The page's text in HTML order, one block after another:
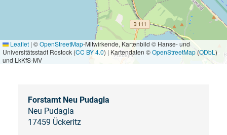
Leaflet | ©OpenStreetMap-Mitwirkende, Kartenbild © Hanse- und
Universitätsstadt Rostock (CC BY 4.0) | Kartendaten ©OpenStreetMap (ODbL )
und LkKfS-MV
Forstamt Neu Pudagla
Neu Pudagla
17459 Ückeritz